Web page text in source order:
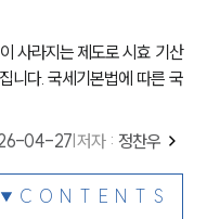
사라지는 제도로 시효 기산
니다. 국세기본법에 따른 국
04-27 저자 : 정찬우
CONTENTS